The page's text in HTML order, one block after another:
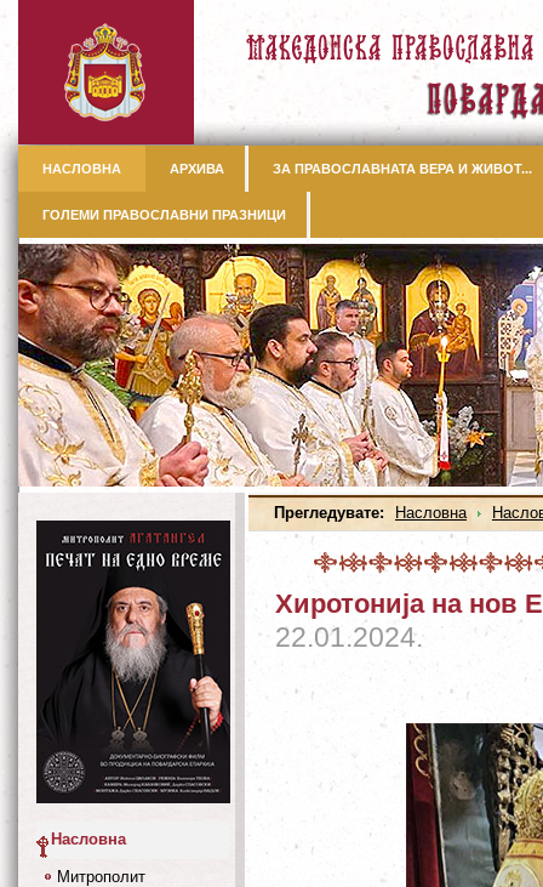
НАСЛОВНА АРХИВА ЗА ПРАВОСЛАВНАТА ВЕРА И ЖИВОТ...
ГОЛЕМИ ПРАВОСЛАВНИ ПРАЗНИЦИ
Прегледувате: Насловна
Хиротонија на нов
22.01.2024.
Насловна
Митрополит